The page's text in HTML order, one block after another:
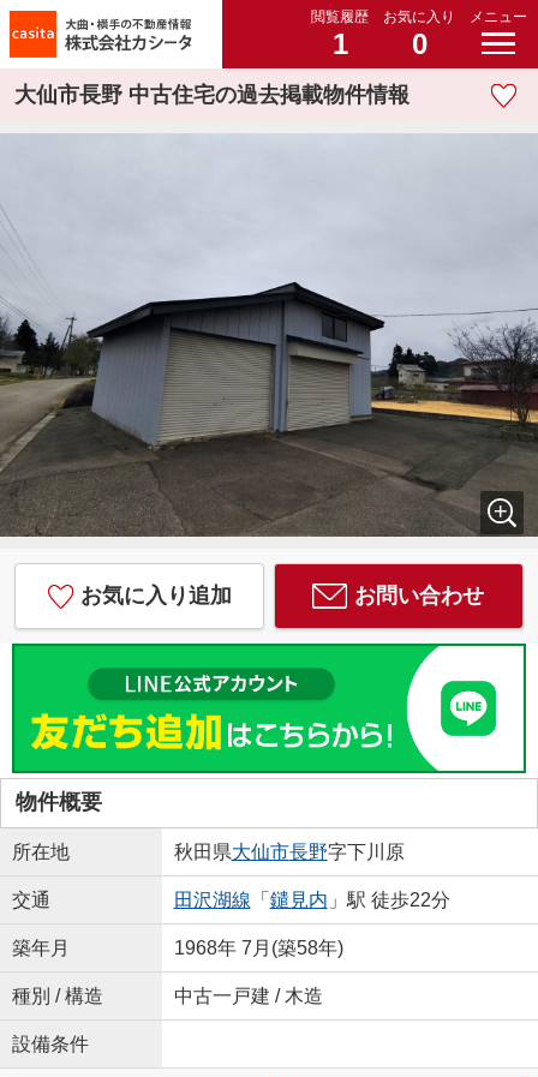
閲覧履歴
1
お気に入り
0
メニュー
大仙市長野 中古住宅の過去掲載物件情報
お気に入り追加 お問い合わせ
物件概要
所在地 秋田県大仙市長野字下川原
交通 田沢湖線 「 鑓見内 」駅 徒歩22分
築年月 1968年 7月(築58年)
種別 / 構造 中古一戸建 / 木造
設備条件